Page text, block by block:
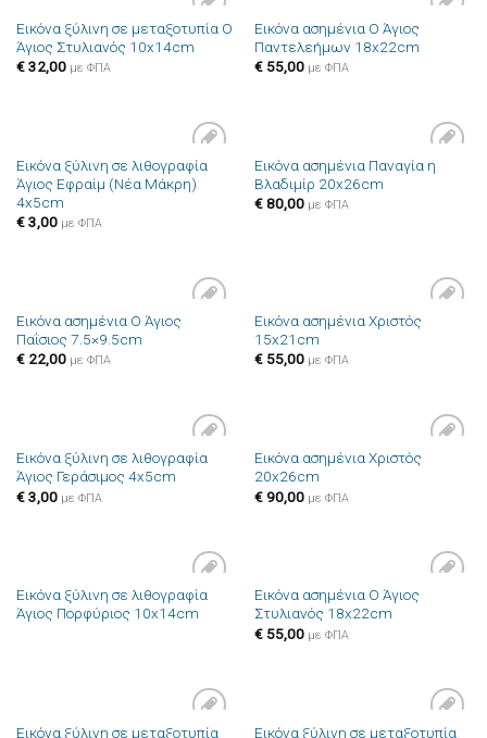
Πρόσθήκη
στην λίστα
Εικόνα ξύλινη σε μεταξοτυπία Ο
Άγιος Στυλιανός 10x14cm
€32,00 με ΦΠΑ
Πρόσθήκη
στην λίστα
Εικόνα ασημένια Ο Άγιος
Παντελεήμων 18x22cm
€55,00 με ΦΠΑ
Πρόσθήκη
στην λίστα
Εικόνα ξύλινη σε λιθογραφία
Άγιος Εφραίμ (Νέα Μάκρη)
4x5cm
€3,00 με ΦΠΑ
Πρόσθήκη
Εικόνα ασημένια Παναγία η
Βλαδιμίρ 20x26cm
€80,00 με ΦΠΑ
Πρόσθήκη
Εικόνα ασημένια Ο Άγιος
Παΐσιος 7.5×9.5cm
€22,00 με ΦΠΑ
Πρόσθήκη
Εικόνα ασημένια Χριστός
15x21cm
€55,00 με ΦΠΑ
Πρόσθήκη
στην λίστα
Εικόνα ξύλινη σε λιθογραφία
Άγιος Γεράσιμος 4x5cm
€3,00 με ΦΠΑ
Πρόσθήκη
Εικόνα ασημένια Χριστός
20x26cm
€90,00 με ΦΠΑ
Πρόσθήκη
στην λίστα
Εικόνα ξύλινη σε λιθογραφία
Άγιος Πορφύριος 10x14cm
Πρόσθήκη
Εικόνα ασημένια Ο Άγιος
Στυλιανός 18x22cm
€55,00 με ΦΠΑ
Εικόνα ξύλινη σε μεταξοτυπία
Εικόνα ξύλινη σε μεταξοτυπία